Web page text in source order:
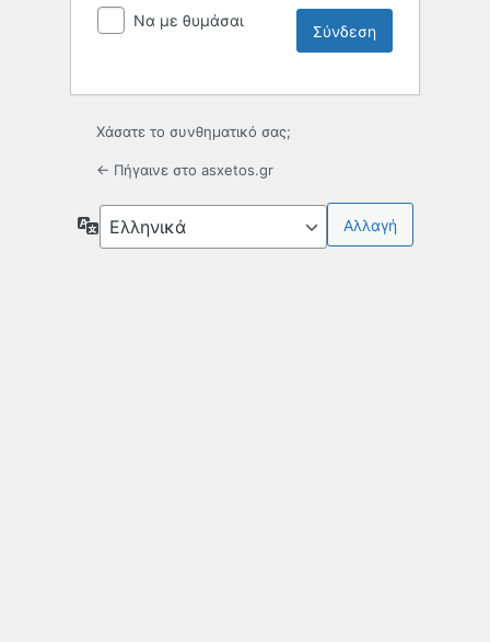
Να με θυμάσαι
Χάσατε το συνθηματικό σας;
← Πήγαινε στο asxetos.gr
Γλώσσα